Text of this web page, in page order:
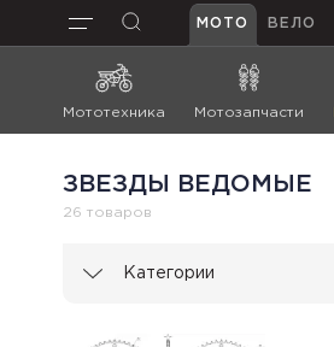
МОТО ВЕЛО
Мототехника Мотозапчасти
ЗВЕЗДЫ ВЕДОМЫЕ
26 товаров
Категории